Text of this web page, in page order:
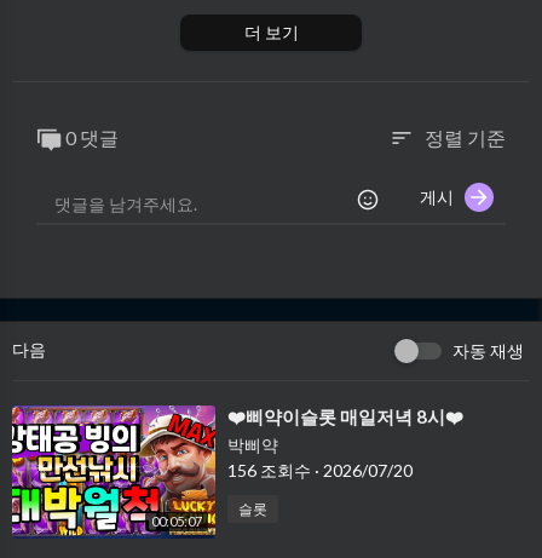
더 보기
0 댓글 sort 정렬 기준
게시
다음 자동 재생
00:05:07
⁣❤️삐약이슬롯 매일저녁 8시❤️
박삐약
156 조회수 · 2026/07/20
슬롯